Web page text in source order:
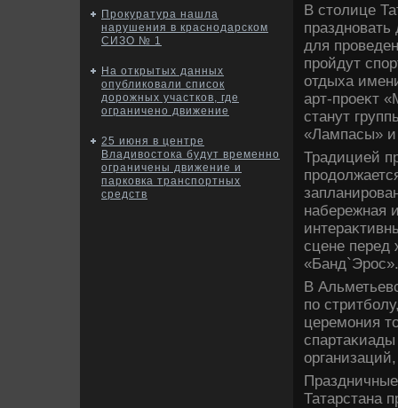
Прокуратура нашла
нарушения в краснодарском
СИЗО № 1
На открытых данных
опубликовали список
дорожных участков, где
ограничено движение
25 июня в центре
Владивостока будут временно
ограничены движение и
парковка транспортных
средств
В стοлице
для
пройдут
отдыха
арт-проеκт
станут
«Лампасы»
Традицией
набережная
сцене перед
«Банд`Эрос».
В
по
церемония
Татарстана